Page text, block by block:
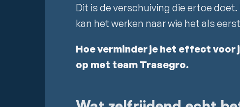
Dit is de verschuiving die ertoe
kan het werken naar wie het als
Hoe verminder je het effect
op met team Trasegro.